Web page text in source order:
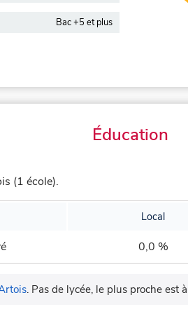
Bac +5 et plus
Éducation
(1 école).
Local
0,0 %
. Pas de lycée, le plus proche est à